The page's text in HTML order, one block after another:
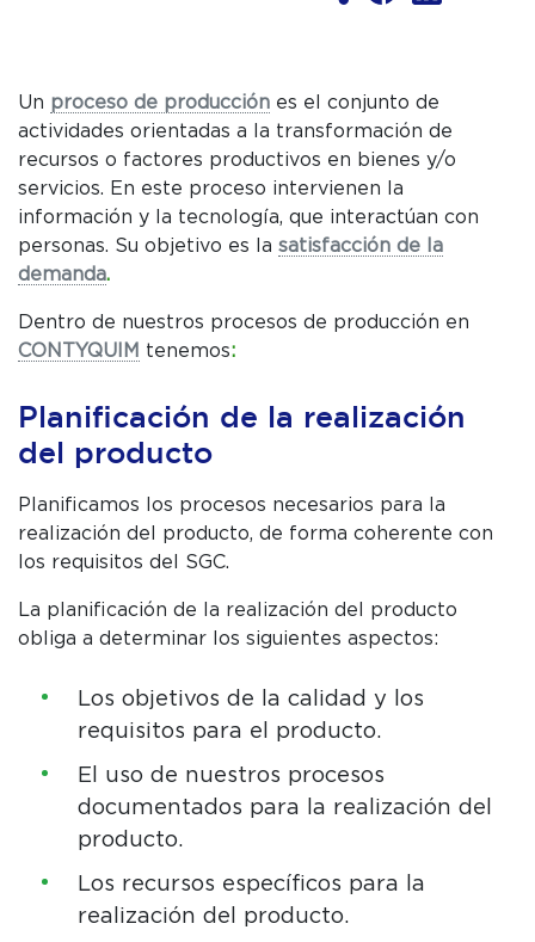
Un proceso de producción es el conjunto de
actividades orientadas a la transformación de
recursos o factores productivos en bienes y/o
servicios. En este proceso intervienen la
información y la tecnología, que interactúan con
personas. Su objetivo es la satisfacción de la
demanda.
Dentro de nuestros procesos de producción en
CONTYQUIM tenemos:
Planificación de la realización
del producto
Planificamos los procesos necesarios para la
realización del producto, de forma coherente con
los requisitos del SGC.
La planificación de la realización del producto
obliga a determinar los siguientes aspectos:
Los objetivos de la calidad y los
requisitos para el producto.
El uso de nuestros procesos
documentados para la realización del
producto.
Los recursos específicos para la
realización del producto.